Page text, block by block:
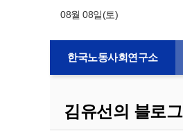
08월 08일(토)
한국노동사회연구소
김유선의 블로그